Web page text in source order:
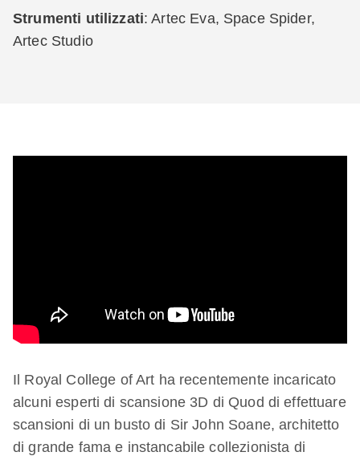
Strumenti utilizzati: Artec Eva, Space Spider,
Artec Studio
Il Royal College of Art ha recentemente incaricato
alcuni esperti di scansione 3D di Quod di effettuare
scansioni di un busto di Sir John Soane, architetto
di grande fama e instancabile collezionista di